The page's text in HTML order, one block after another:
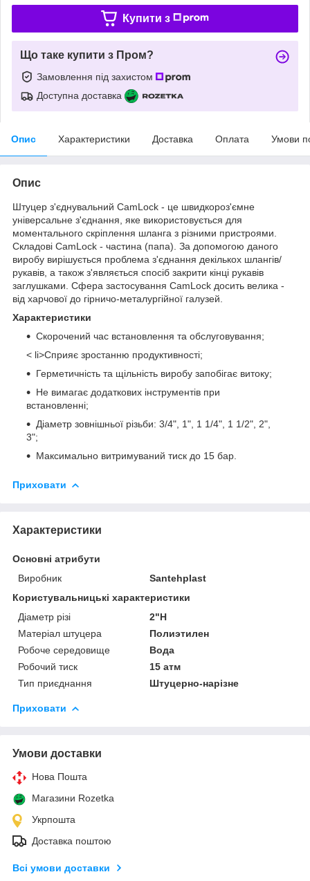
Купити з
Що таке купити з Пром?
Замовлення під захистом
Доступна доставка
Опис Характеристики Доставка Оплата Умови
Опис
Штуцер з'єднувальний CamLock - це швидкороз'ємне
універсальне з'єднання, яке використовується для
моментального скріплення шланга з різними пристроями.
Складові CamLock - частина (папа). За допомогою даного
виробу вирішується проблема з'єднання декількох шлангів/
рукавів, а також з'являється спосіб закрити кінці рукавів
заглушками. Сфера застосування CamLock досить велика -
від харчової до гірничо-металургійної галузей.
Характеристики
Скорочений час встановлення та обслуговування;
< li>Сприяє зростанню продуктивності;
Герметичність та щільність виробу запобігає витоку;
Не вимагає додаткових інструментів при
встановленні;
Діаметр зовнішньої різьби: 3/4", 1", 1 1/4", 1 1/2", 2",
3";
Максимально витримуваний тиск до 15 бар.
Приховати
Характеристики
Основні атрибути
Виробник
Santehplast
Користувальницькі характеристики
Діаметр різі
2"Н
Матеріал штуцера
Полиэтилен
Робоче середовище
Вода
Робочий тиск
15 атм
Тип приєднання
Штуцерно-нарізне
Приховати
Умови доставки
Нова Пошта
Магазини Rozetka
Укрпошта
Доставка поштою
Всі умови доставки